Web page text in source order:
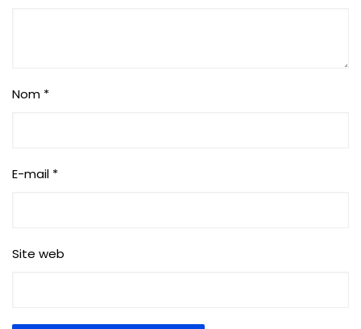
Nom *
E-mail *
Site web